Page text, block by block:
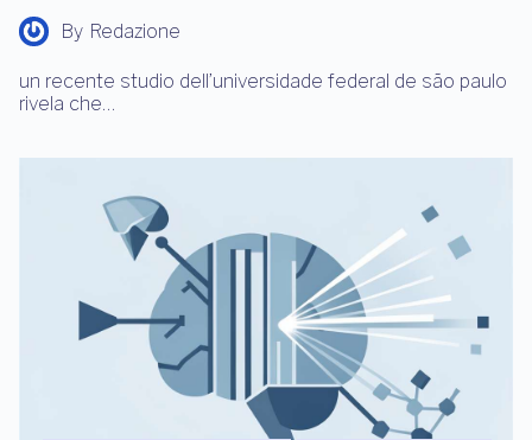
By Redazione
un recente studio dell’universidade federal de são paulo
rivela che…